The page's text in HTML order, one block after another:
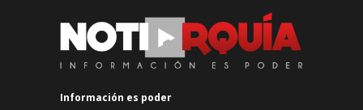
Información es poder